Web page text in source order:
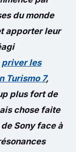
du monde
apporter leur
priver les
Turismo 7,
plus fort de
chose faite
Sony face à